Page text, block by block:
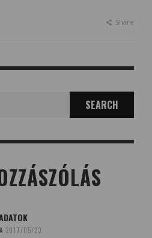
Share
2017/05/23